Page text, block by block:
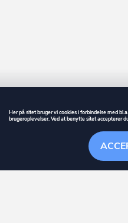
GUIDE
er et registreret
Stationsparken 26.
Her på sitet bruger vi cookies i forbindelse med
brugeroplevelser. Ved at benytte sitet accepterer